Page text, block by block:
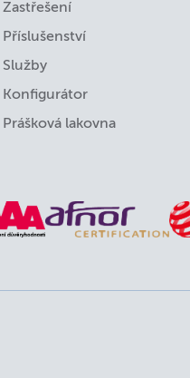
Zastřešení
Příslušenství
Služby
Konfigurátor
Prášková lakovna